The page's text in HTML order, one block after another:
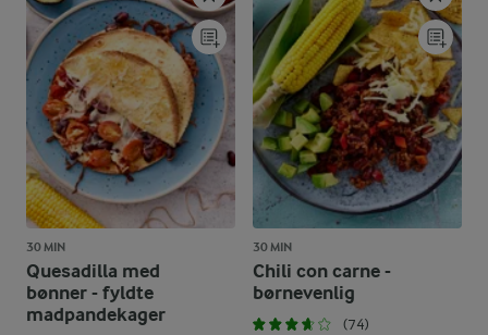
30 MIN
Quesadilla med
bønner - fyldte
madpandekager
30 MIN
Chili con carne -
børnevenlig
(74)